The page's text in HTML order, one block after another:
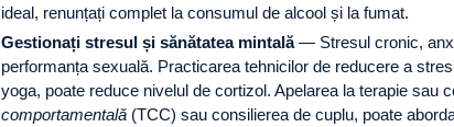
ideal, renunțați complet la consumul de alcool și la fumat.
Gestionați stresul și sănătatea mintală— Stresul cronic,
performanța sexuală. Practicarea tehnicilor de reducere a
yoga, poate reduce nivelul de cortizol. Apelarea la terapie sau
comportamentală (TCC) sau consilierea de cuplu, poate